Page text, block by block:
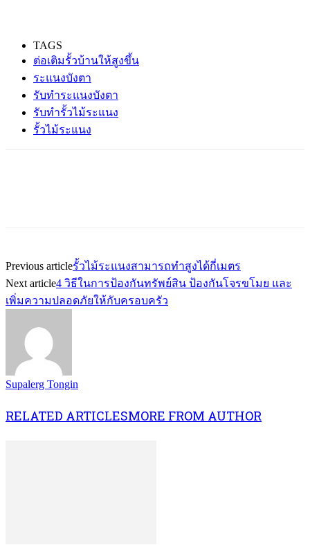
TAGS
ต่อเติมรั้วบ้านให้สูงขึ้น
ระแนงบังตา
รับทำระแนงบังตา
รับทำรั้วไม้ระแนง
รั้วไม้ระแนง
Previous articleรั้วไม้ระแนงสามารถทำสูงได้กี่เมตร
Next article4 วิธีในการป้องกันทรัพย์สิน ป้องกันโจรขโมย และ
เพิ่มความปลอดภัยให้กับครอบครัว
Supalerg Tongin
RELATED ARTICLESMORE FROM AUTHOR